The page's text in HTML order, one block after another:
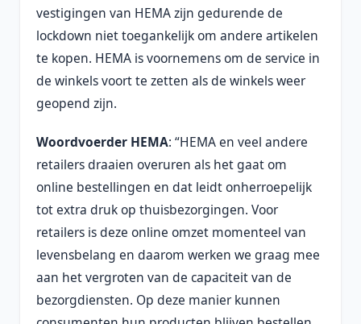
vestigingen van HEMA zijn gedurende de
lockdown niet toegankelijk om andere artikelen
te kopen. HEMA is voornemens om de service in
de winkels voort te zetten als de winkels weer
geopend zijn.
Woordvoerder HEMA: “HEMA en veel andere
retailers draaien overuren als het gaat om
online bestellingen en dat leidt onherroepelijk
tot extra druk op thuisbezorgingen. Voor
retailers is deze online omzet momenteel van
levensbelang en daarom werken we graag mee
aan het vergroten van de capaciteit van de
bezorgdiensten. Op deze manier kunnen